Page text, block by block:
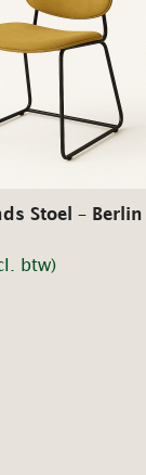
Stoel – Berlin
btw)